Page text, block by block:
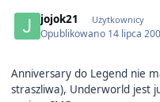
jojok21 Użytkownicy
Opublikowano 14 lipca
Anniversary do Legend nie
straszliwa), Underworld jest